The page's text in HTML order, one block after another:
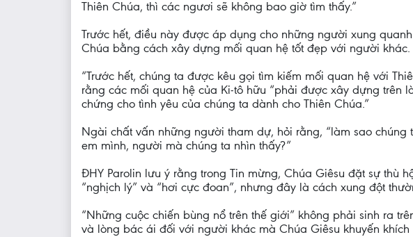
Thiên Chúa, thì các ngươi sẽ không bao giờ tìm thấy.”
Trước hết, điều này được áp dụng cho những người xung
Chúa bằng cách xây dựng mối quan hệ tốt đẹp với người khác.
“Trước hết, chúng ta được kêu gọi tìm kiếm mối quan hệ với
rằng các mối quan hệ của Ki-tô hữu “phải được xây dựng
chứng cho tình yêu của chúng ta dành cho Thiên Chúa.”
Ngài chất vấn những người tham dự, hỏi rằng, “làm sao
em mình, người mà chúng ta nhìn thấy?”
ĐHY Parolin lưu ý rằng trong Tin mừng, Chúa Giêsu đặt sự
“nghịch lý” và “hơi cực đoan”, nhưng đây là cách xung đột
“Những cuộc chiến bùng nổ trên thế giới” không phải sinh ra
và lòng bác ái đối với người khác mà Chúa Giêsu khuyến